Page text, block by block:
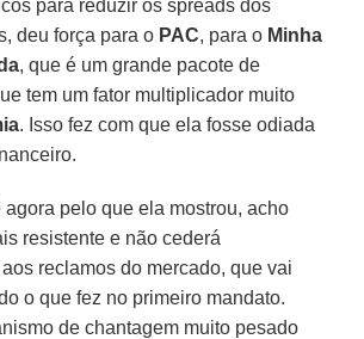
para reduzir os spreads dos
deu força para o PAC, para o Minha
, que é um gran­de pacote de
tem um fator multiplicador muito
. Isso fez com que ela fosse odiada
pelo que ela mostrou, acho
resis­tente e não cederá
reclamos do mercado, que vai
o que fez no primeiro man­dato.
de chanta­gem muito pesado